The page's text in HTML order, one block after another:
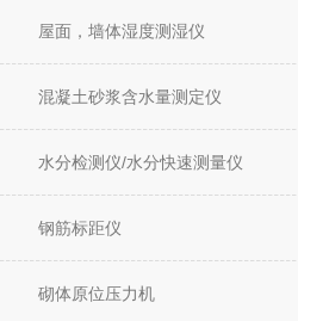
屋面，墙体湿度测湿仪
混凝土砂浆含水量测定仪
水分检测仪/水分快速测量仪
钢筋标距仪
砌体原位压力机